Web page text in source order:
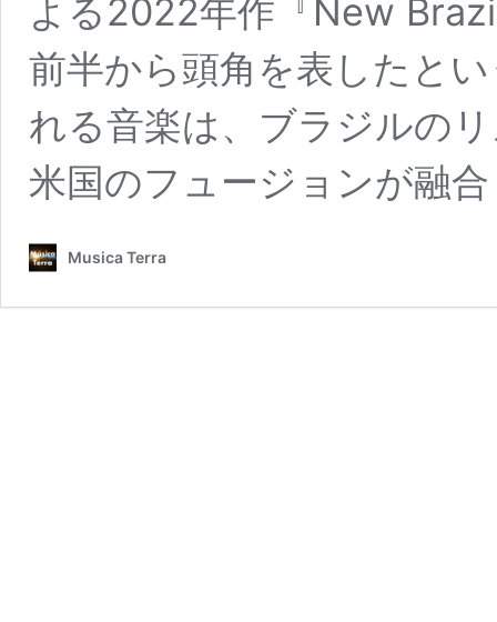
よる2022年作『New
前半から頭角を表したと
れる音楽は、ブラジルの
米国のフュージョンが融
Musica Terra